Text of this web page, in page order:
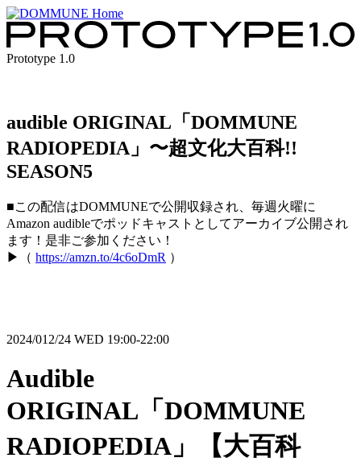
Prototype 1.0
audible ORIGINAL「DOMMUNE
RADIOPEDIA」〜超文化大百科!!
SEASON5
■この配信はDOMMUNEで公開収録され、毎週火曜に
Amazon audibleでポッドキャストとしてアーカイブ公開され
ます！是非ご参加ください！
▶︎（ https://amzn.to/4c6oDmR ）
2024/012/24 WED 19:00-22:00
Audible
ORIGINAL「DOMMUNE
RADIOPEDIA」【大百科